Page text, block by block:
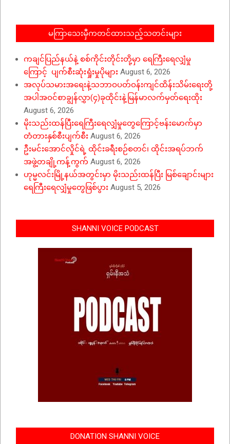
မကြာသေးမှီကတင်ထားသည့်သတင်းများ
ကချင်ပြည်နယ်နဲ့ စစ်ကိုင်းတိုင်းတို့မှာ ရေကြီးရေလျှံမှု
ကြောင့် ပျက်စီးဆုံးရှုံးမှုပိုများ August 6, 2026
အလုပ်သမားအရေးနဲ့သဘာဝပတ်ဝန်းကျင်ထိန်းသိမ်းရေးတို့
အပါအဝင်စာချွန်လွှာ(၄)ခုထိုင်းနဲ့မြန်မာလက်မှတ်ရေးထိုး
August 6, 2026
မိုးသည်းထန်ပြီးရေကြီးရေလျှံမှုတွေကြောင့်ဗန်းမောက်မှာ
တံတားနှစ်စီးပျက်စီး August 6, 2026
ဦးမင်းအောင်လှိုင်ရဲ့ ထိုင်းခရီးစဉ်စတင်၊ ထိုင်းအရပ်ဘက်
အဖွဲ့တချို့ကန့်ကွက် August 6, 2026
ဟုမ္မလင်းမြို့နယ်အတွင်းမှာ မိုးသည်းထန်ပြီး မြစ်ချောင်းများ
ရေကြီးရေလျှံမှုတွေဖြစ်ပွား August 5, 2026
SHANNI VOICE PODCAST
DONATION SHANNI VOICE